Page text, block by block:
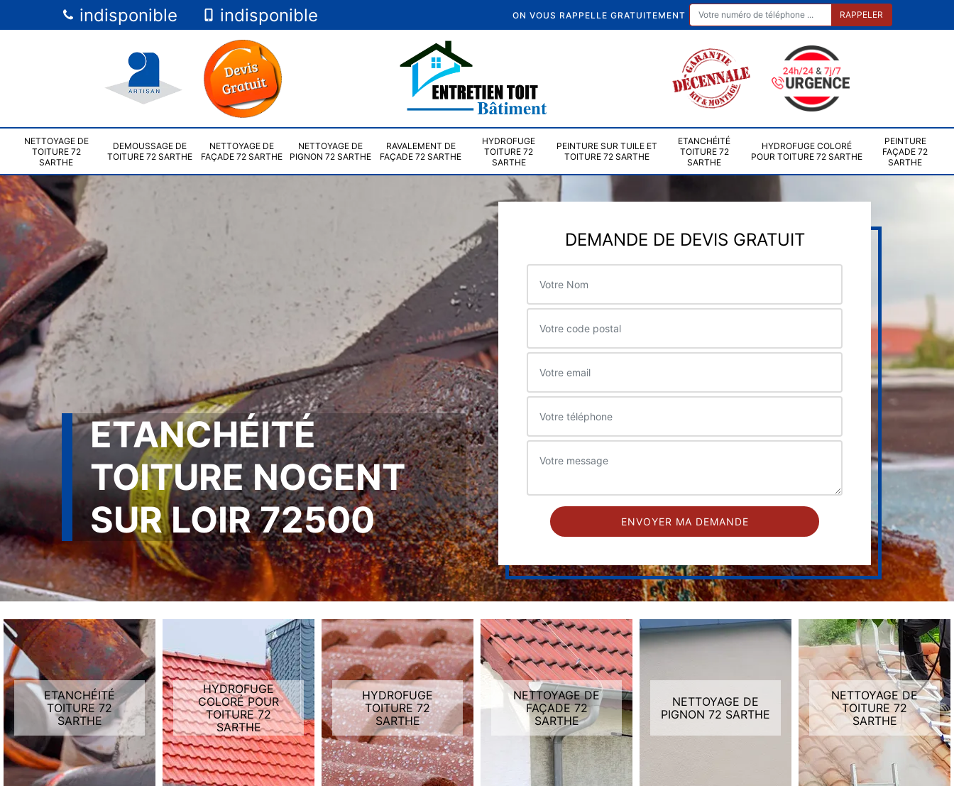
indisponible indisponible ON VOUS RAPPELLE GRATUITEMENT
NETTOYAGE DE
TOITURE 72
SARTHE
DEMOUSSAGE DE
TOITURE 72 SARTHE
NETTOYAGE DE
FAÇADE 72 SARTHE
NETTOYAGE DE
PIGNON 72 SARTHE
RAVALEMENT DE
FAÇADE 72 SARTHE
HYDROFUGE
TOITURE 72
SARTHE
PEINTURE SUR TUILE ET
TOITURE 72 SARTHE
ETANCHÉITÉ
TOITURE 72
SARTHE
HYDROFUGE COLORÉ
POUR TOITURE 72 SARTHE
PEINTURE
FAÇADE 72
SARTHE
ETANCHÉITÉ
TOITURE NOGENT
SUR LOIR 72500
DEMANDE DE DEVIS GRATUIT
ETANCHÉITÉ
TOITURE 72
SARTHE
HYDROFUGE
COLORÉ POUR
TOITURE 72
SARTHE
HYDROFUGE
TOITURE 72
SARTHE
NETTOYAGE DE
FAÇADE 72
SARTHE
NETTOYAGE DE
PIGNON 72 SARTHE
NETTOYAGE DE
TOITURE 72
SARTHE